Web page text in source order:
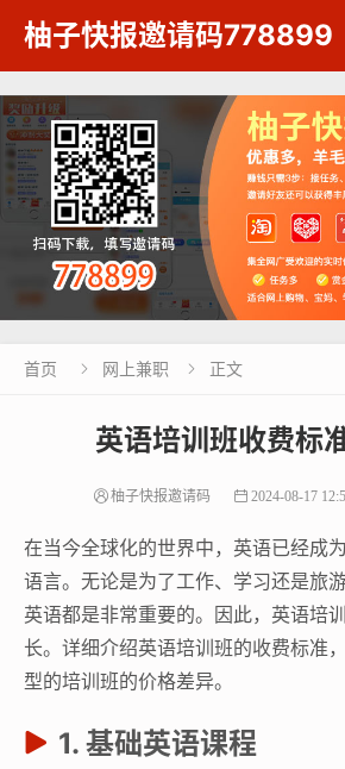
柚子快报邀请码778899
首页  网上兼职  正文
英语培训班收费标
柚子快报邀请码 2024-08-17
在当今全球化的世界中，英语已经成
语言。无论是为了工作、学习还是旅
英语都是非常重要的。因此，英语培
长。详细介绍英语培训班的收费标准
型的培训班的价格差异。
1. 基础英语课程